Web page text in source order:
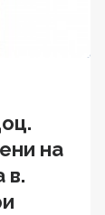
на
в.